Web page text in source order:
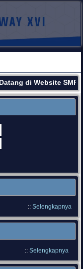
di Website
:: Selengkapnya
:: Selengkapnya